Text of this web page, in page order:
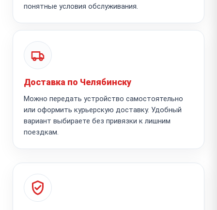
понятные условия обслуживания.
Доставка по Челябинску
Можно передать устройство самостоятельно
или оформить курьерскую доставку. Удобный
вариант выбираете без привязки к лишним
поездкам.